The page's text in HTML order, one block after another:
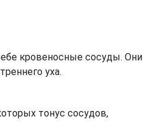
кровеносные сосуды. Они
уха.
тонус сосудов,